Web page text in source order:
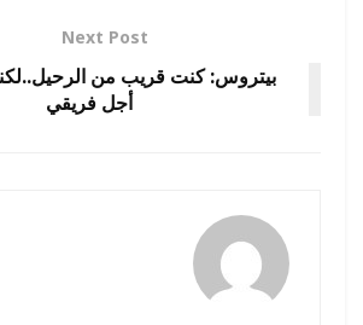
Next Post
بيتروس: كنت قريب من
أجل فريقي